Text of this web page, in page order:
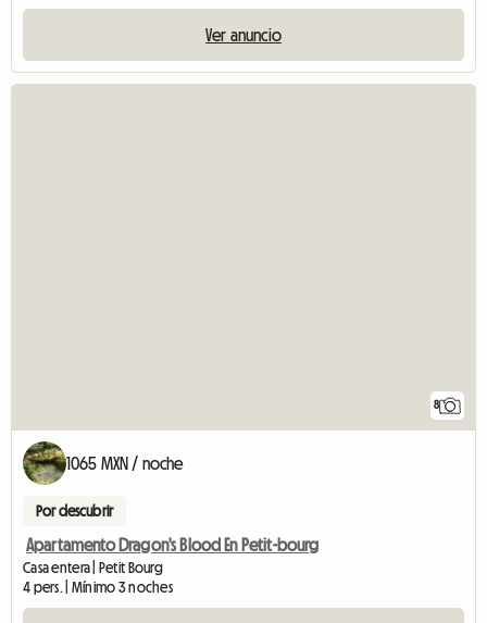
Ver anuncio
8
1065 MXN / noche
Por descubrir
Apartamento Dragon's Blood En Petit-bourg
Casa entera | Petit Bourg
4 pers. | Mínimo 3 noches